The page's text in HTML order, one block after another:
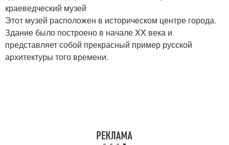
краеведческий музей
Этот музей расположен в историческом центре города.
Здание было построено в начале XX века и
представляет собой прекрасный пример русской
архитектуры того времени.